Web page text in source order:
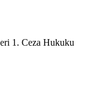
1. Ceza Hukuku